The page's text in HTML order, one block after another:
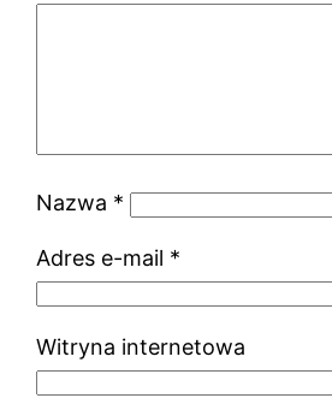
Nazwa *
Adres e-mail *
Witryna internetowa